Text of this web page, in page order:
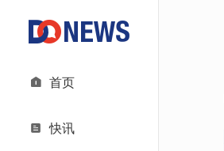
首页
快讯